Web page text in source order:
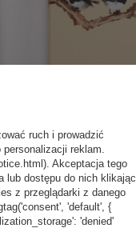
ruch i prowadzić
personalizacji reklam.
Akceptacja tego
lub dostępu do nich klikając
z przeglądarki z danego
'default', {
'denied'